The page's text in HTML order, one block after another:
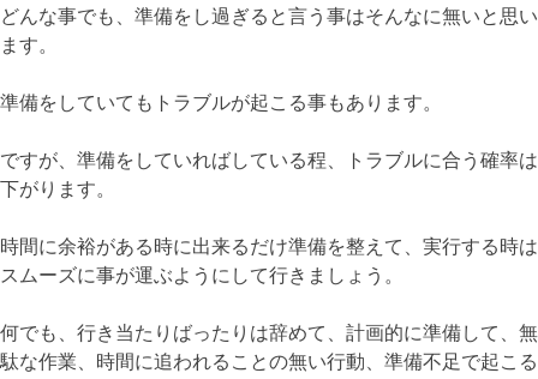
どんな事でも、準備をし過ぎると言う事はそんなに無いと思い
ます。
準備をしていてもトラブルが起こる事もあります。
ですが、準備をしていればしている程、トラブルに合う確率は
下がります。
時間に余裕がある時に出来るだけ準備を整えて、実行する時は
スムーズに事が運ぶようにして行きましょう。
何でも、行き当たりばったりは辞めて、計画的に準備して、無
駄な作業、時間に追われることの無い行動、準備不足で起こる